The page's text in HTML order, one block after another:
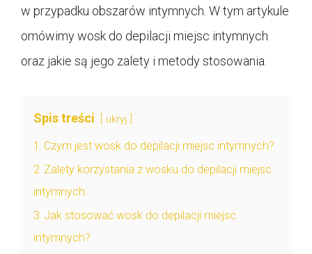
w przypadku obszarów intymnych. W tym artykule
omówimy wosk do depilacji miejsc intymnych
oraz jakie są jego zalety i metody stosowania.
Spis treści ukryj
1 Czym jest wosk do depilacji miejsc intymnych?
2 Zalety korzystania z wosku do depilacji miejsc
intymnych:
3 Jak stosować wosk do depilacji miejsc
intymnych?